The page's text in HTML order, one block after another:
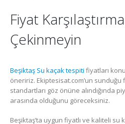
Fiyat
Çekinmeyin
Beşiktaş Su kaçak tespiti fiyatları
öneririz. Ekiptesisat.com’un
standartları göz önüne alındığında
arasında olduğunu göreceksiniz.
Beşiktaş’ta uygun fiyatlı ve kaliteli su